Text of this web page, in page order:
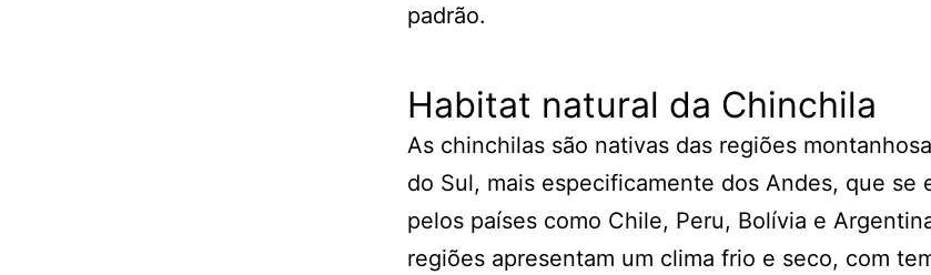
padrão.
Habitat natural da Chinchila
As chinchilas são nativas das regiões
do Sul, mais especificamente dos Andes, que se
pelos países como Chile, Peru, Bolívia e
regiões apresentam um clima frio e seco, com